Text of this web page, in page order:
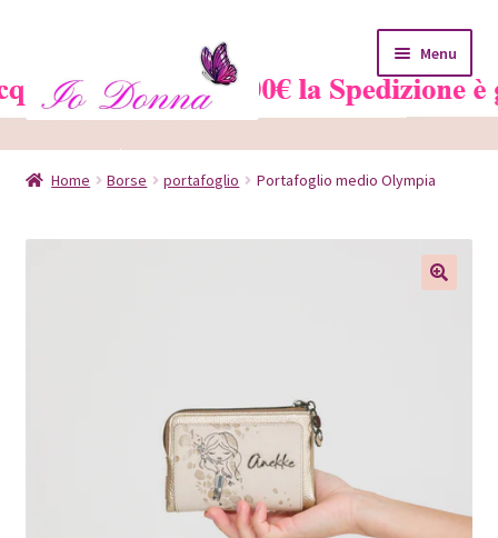
navigazione
contenuto
Menu
Home
Home Borse portafoglio Portafoglio medio Olympia